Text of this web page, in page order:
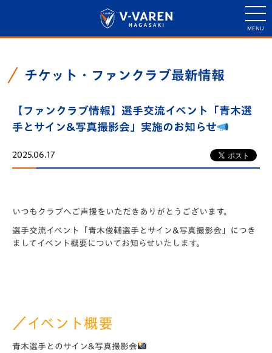
チケット・ファンクラブ最新情報
【ファンクラブ情報】選手交流イベント「青木選
手とサイン&写真撮影会」実施のお知らせ
2025.06.17
いつもクラブへご声援をいただきありがとうございます。
選手交流イベント「青木俊輔選手とサイン&写真撮影会」につき
ましてイベント概要についてお知らせいたします。
／イベント概要
青木選手とのサイン&写真撮影会